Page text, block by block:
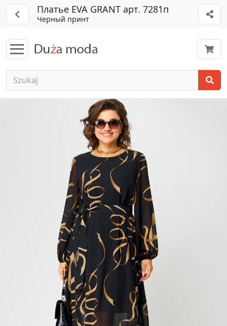
Платье EVA GRANT арт. 7281п
Черный принт